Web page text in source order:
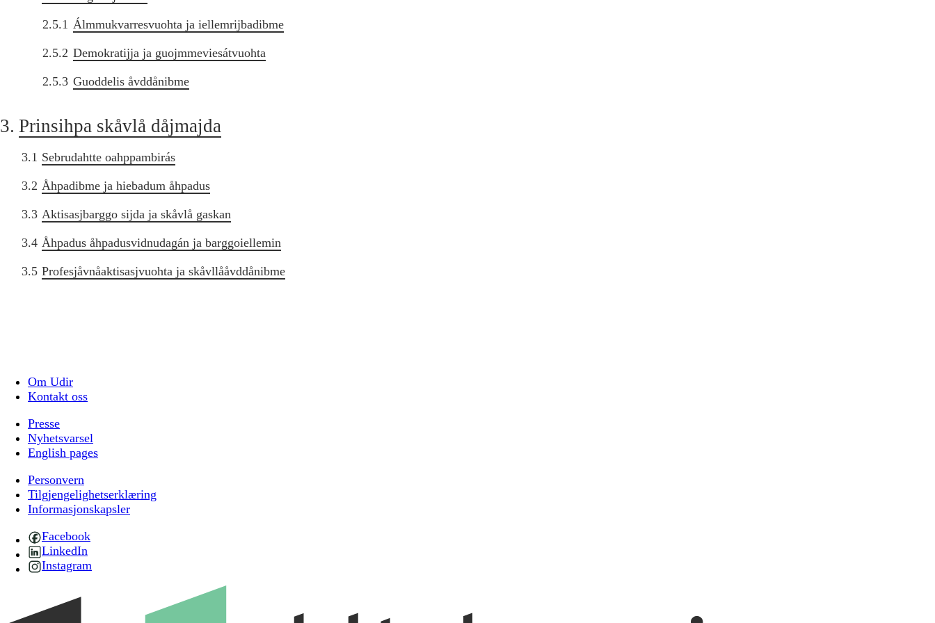
2.5.1 Álmmukvarresvuohta ja iellemrijbadibme
2.5.2 Demokratijja ja guojmmeviesátvuohta
2.5.3 Guoddelis åvddånibme
3. Prinsihpa skåvlå dåjmajda
3.1 Sebrudahtte oahppambirás
3.2 Åhpadibme ja hiebadum åhpadus
3.3 Aktisasjbarggo sijda ja skåvlå gaskan
3.4 Åhpadus åhpadusvidnudagán ja barggoiellemin
3.5 Profesjåvnåaktisasjvuohta ja skåvllååvddånibme
Om Udir
Kontakt oss
Presse
Nyhetsvarsel
English pages
Personvern
Tilgjengelighetserklæring
Informasjonskapsler
Facebook
LinkedIn
Instagram